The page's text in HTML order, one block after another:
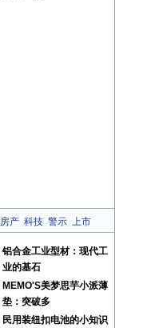
房产 科技 警示 上市
铝合金工业型材：现代工
业的基石
MEMO'S美梦思芋小派薄
垫：突破多
民用装纽扣电池的小知识